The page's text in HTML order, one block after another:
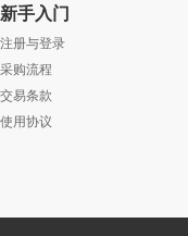
新手入门
注册与登录
采购流程
交易条款
使用协议